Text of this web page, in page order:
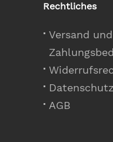
Rechtliches
Versand und
AGB